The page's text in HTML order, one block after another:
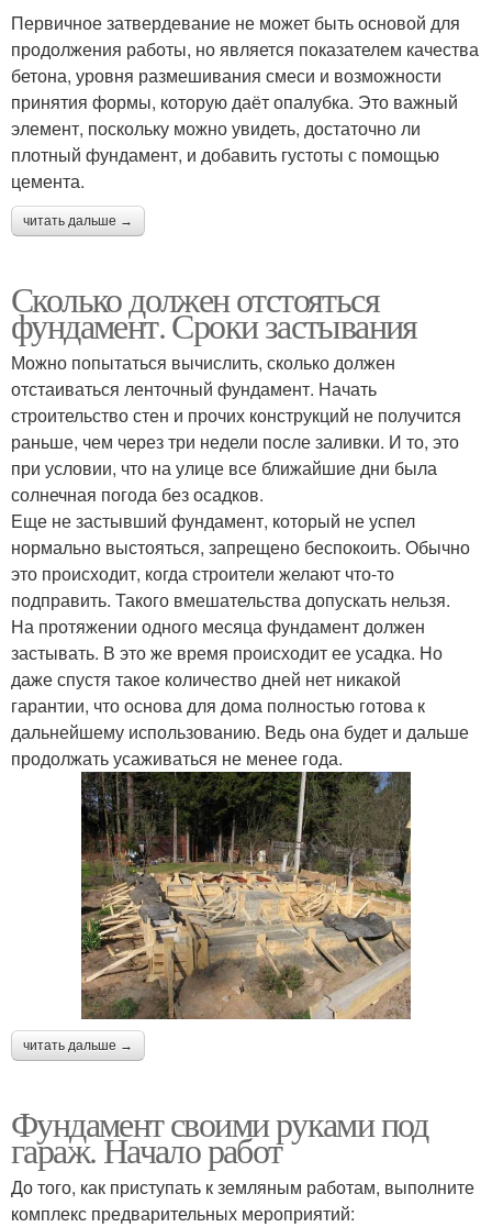
Первичное затвердевание не может быть основой для
продолжения работы, но является показателем качества
бетона, уровня размешивания смеси и возможности
принятия формы, которую даёт опалубка. Это важный
элемент, поскольку можно увидеть, достаточно ли
плотный фундамент, и добавить густоты с помощью
цемента.
читать дальше →
Сколько должен отстояться
фундамент. Сроки застывания
Можно попытаться вычислить, сколько должен
отстаиваться ленточный фундамент. Начать
строительство стен и прочих конструкций не получится
раньше, чем через три недели после заливки. И то, это
при условии, что на улице все ближайшие дни была
солнечная погода без осадков.
Еще не застывший фундамент, который не успел
нормально выстояться, запрещено беспокоить. Обычно
это происходит, когда строители желают что-то
подправить. Такого вмешательства допускать нельзя.
На протяжении одного месяца фундамент должен
застывать. В это же время происходит ее усадка. Но
даже спустя такое количество дней нет никакой
гарантии, что основа для дома полностью готова к
дальнейшему использованию. Ведь она будет и дальше
продолжать усаживаться не менее года.
читать дальше →
Фундамент своими руками под
гараж. Начало работ
До того, как приступать к земляным работам, выполните
комплекс предварительных мероприятий: